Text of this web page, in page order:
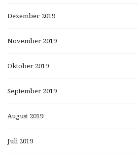
Dezember 2019
November 2019
Oktober 2019
September 2019
August 2019
Juli 2019